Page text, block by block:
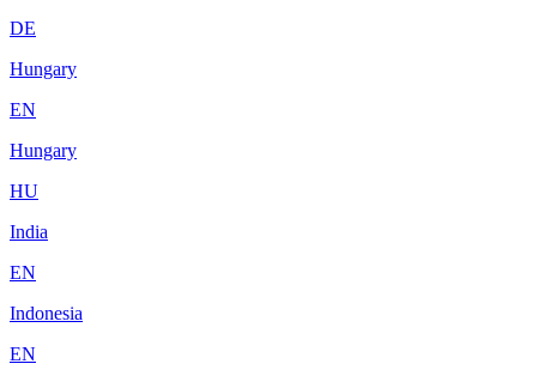
DE
Hungary
EN
Hungary
HU
India
EN
Indonesia
EN